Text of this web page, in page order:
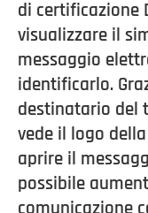
di certificazione
visualizzare il
messaggio
identificarlo.
destinatario del
vede il logo
aprire il
possibile
comunicazione